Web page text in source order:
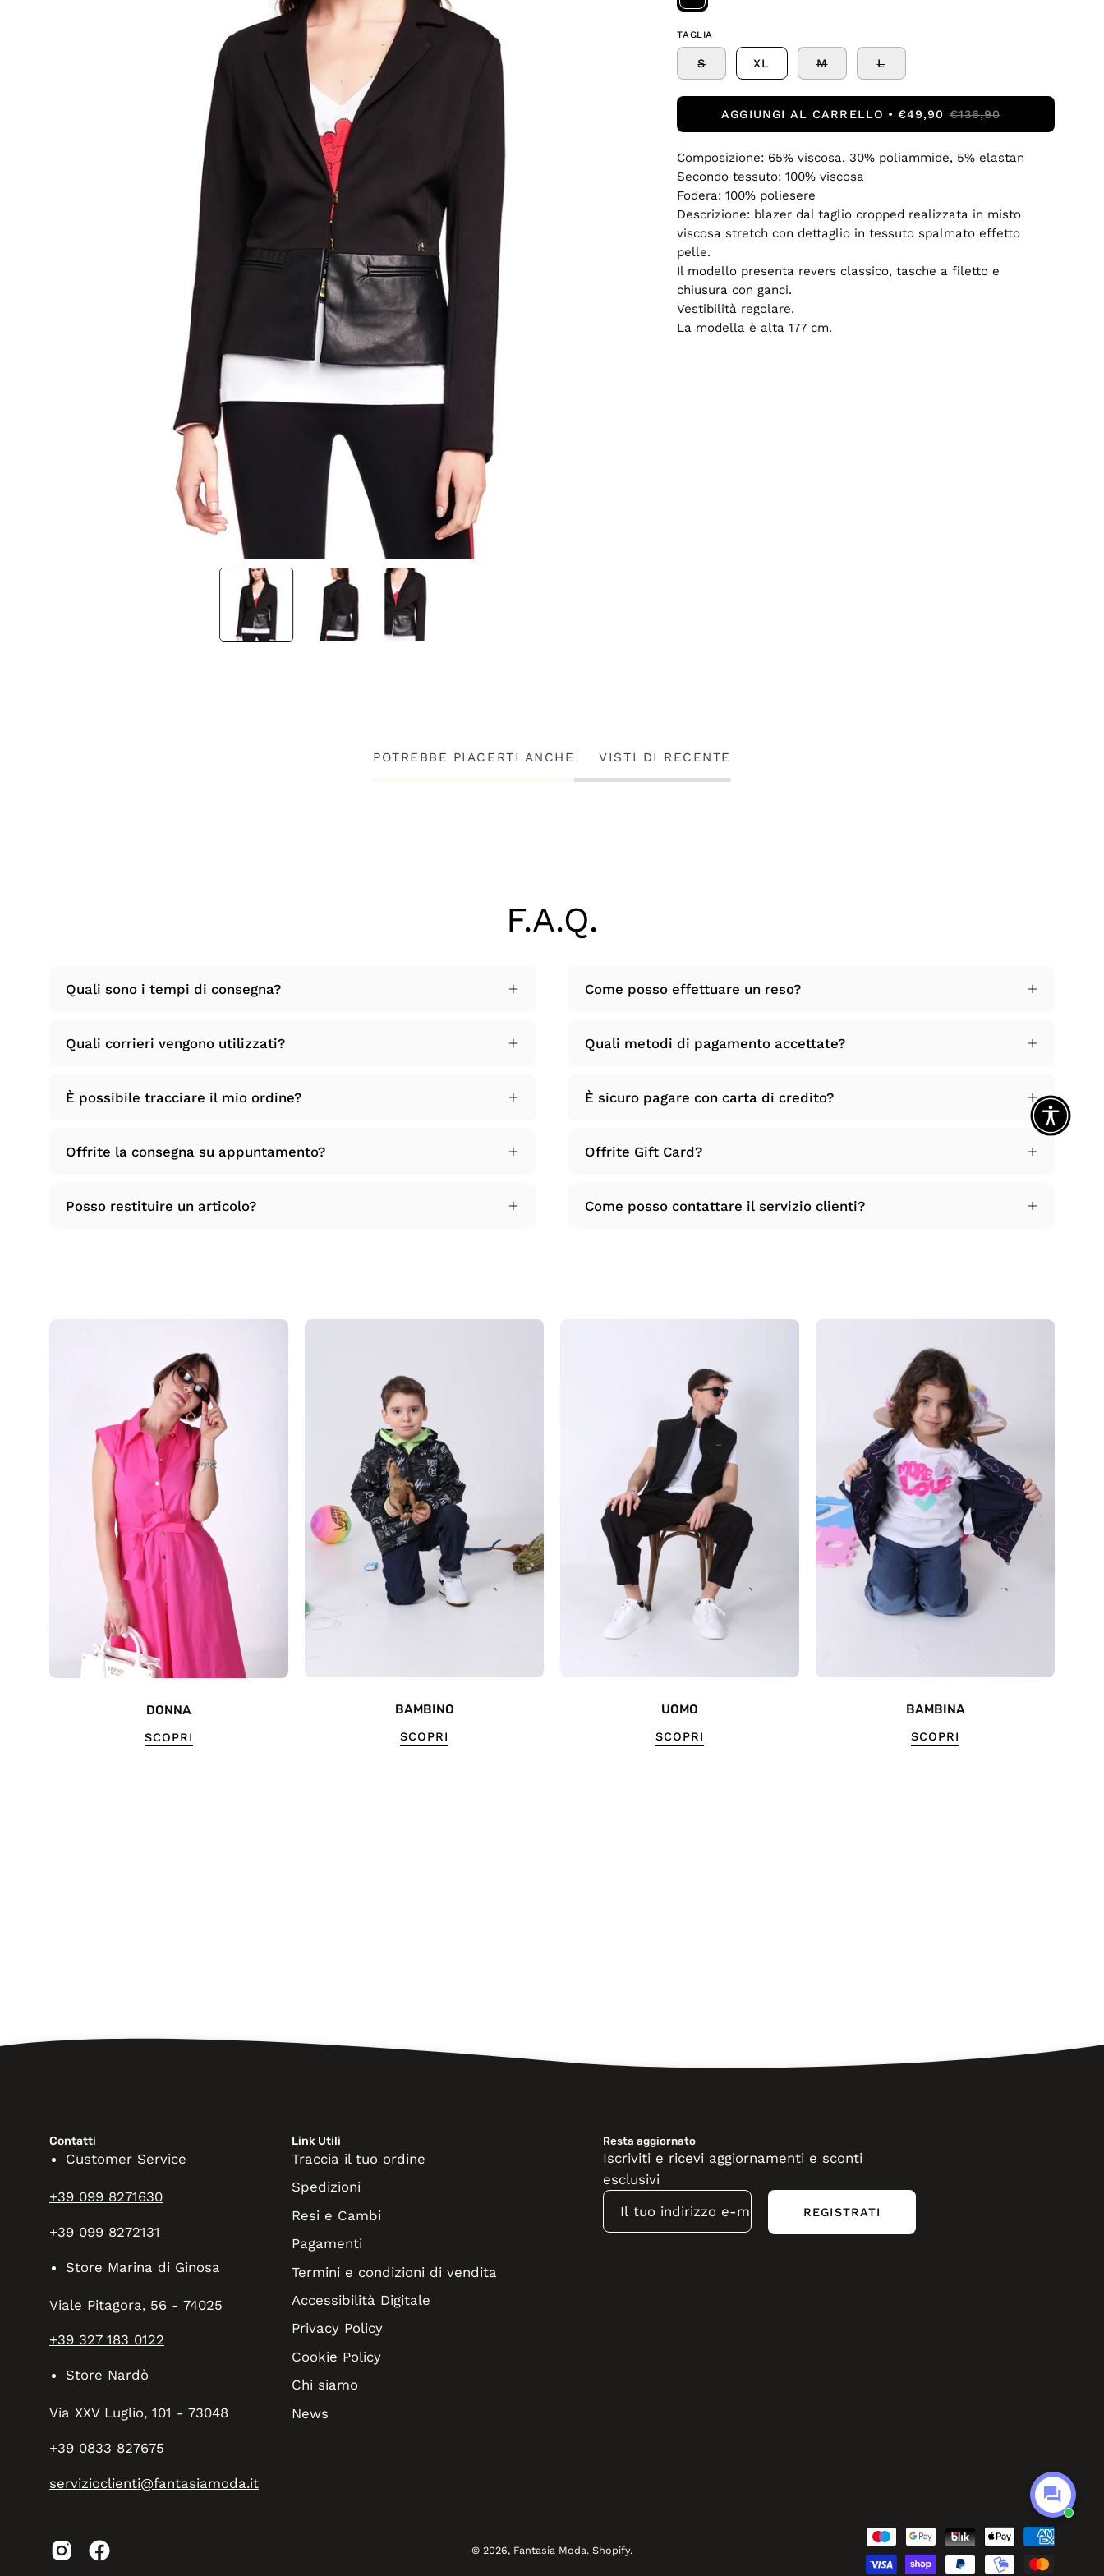
TAGLIA
S XL M L
AGGIUNGI AL CARRELLO €49,90 €136,90
Composizione: 65% viscosa, 30% poliammide, 5% elastan
Secondo tessuto: 100% viscosa
Fodera: 100% poliesere
Descrizione: blazer dal taglio cropped realizzata in misto
viscosa stretch con dettaglio in tessuto spalmato effetto
pelle.
Il modello presenta revers classico, tasche a filetto e
chiusura con ganci.
Vestibilità regolare.
La modella è alta 177 cm.
POTREBBE PIACERTI ANCHE VISTI DI RECENTE
F.A.Q.
Quali sono i tempi di consegna?
Quali corrieri vengono utilizzati?
È possibile tracciare il mio ordine?
Offrite la consegna su appuntamento?
Posso restituire un articolo?
Come posso effettuare un reso?
Quali metodi di pagamento accettate?
È sicuro pagare con carta di credito?
Offrite Gift Card?
Come posso contattare il servizio clienti?
DONNA
SCOPRI
BAMBINO
SCOPRI
UOMO
SCOPRI
BAMBINA
SCOPRI
Contatti
Customer Service
+39 099 8271630
+39 099 8272131
Store Marina di Ginosa
Viale Pitagora, 56 - 74025
+39 327 183 0122
Store Nardò
Via XXV Luglio, 101 - 73048
+39 0833 827675
servizioclienti@fantasiamoda.it
Link Utili
Traccia il tuo ordine
Spedizioni
Resi e Cambi
Pagamenti
Termini e condizioni di vendita
Accessibilità Digitale
Privacy Policy
Cookie Policy
Chi siamo
News
Resta aggiornato
Iscriviti e ricevi aggiornamenti e sconti
esclusivi
REGISTRATI
© 2026, Fantasia Moda. Shopify.